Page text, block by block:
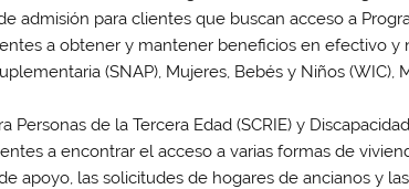
admisión para clientes que buscan acceso a
a obtener y mantener beneficios en efectivo
(SNAP), Mujeres, Bebés y Niños (WIC),
Personas de la Tercera Edad (SCRIE) y
a encontrar el acceso a varias formas de
apoyo, las solicitudes de hogares de ancianos y